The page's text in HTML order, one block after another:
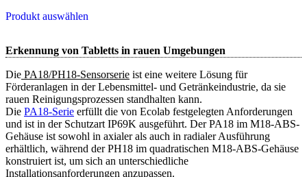
Produkt auswählen
Erkennung von Tabletts in rauen Umgebungen
Die PA18/PH18-Sensorserie ist eine weitere Lösung für
Förderanlagen in der Lebensmittel- und Getränkeindustrie, da sie
rauen Reinigungsprozessen standhalten kann.
Die PA18-Serie erfüllt die von Ecolab festgelegten Anforderungen
und ist in der Schutzart IP69K ausgeführt. Der PA18 im M18-ABS-
Gehäuse ist sowohl in axialer als auch in radialer Ausführung
erhältlich, während der PH18 im quadratischen M18-ABS-Gehäuse
konstruiert ist, um sich an unterschiedliche
Installationsanforderungen anzupassen.